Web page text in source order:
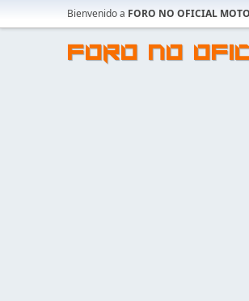
Bienvenido a FORO NO OFICIAL
FORO NO